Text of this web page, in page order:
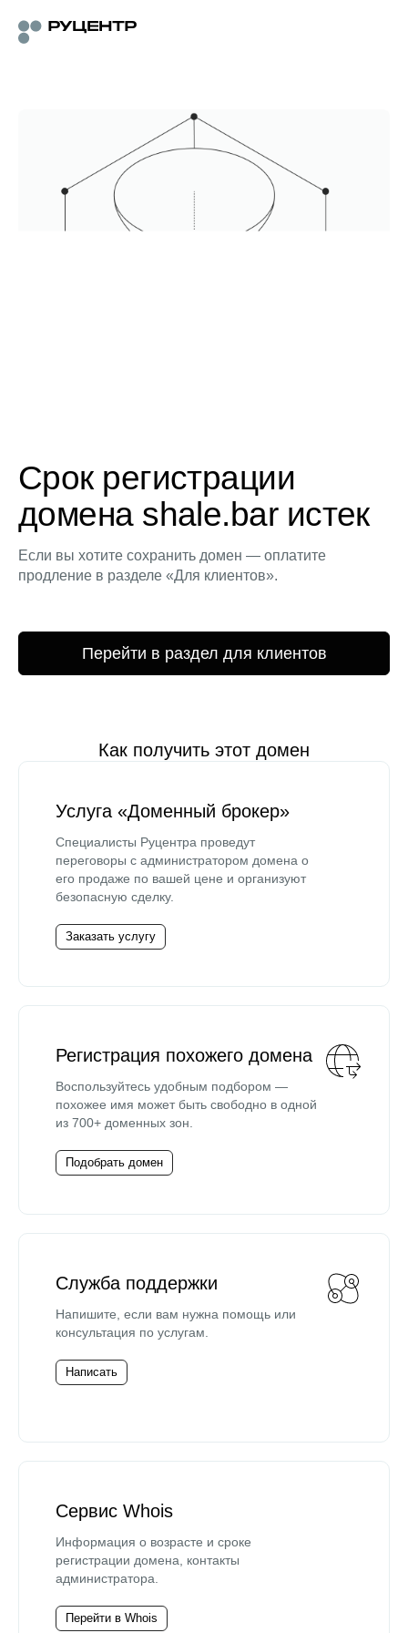
Срок регистрации
домена shale.bar истек
Если вы хотите сохранить домен — оплатите
продление в разделе «Для клиентов».
Перейти в раздел для клиентов
Как получить этот домен
Услуга «Доменный брокер»
Специалисты Руцентра проведут
переговоры с администратором домена о
его продаже по вашей цене и организуют
безопасную сделку.
Заказать услугу
Регистрация похожего домена
Воспользуйтесь удобным подбором —
похожее имя может быть свободно в одной
из 700+ доменных зон.
Подобрать домен
Служба поддержки
Напишите, если вам нужна помощь или
консультация по услугам.
Написать
Сервис Whois
Информация о возрасте и сроке
регистрации домена, контакты
администратора.
Перейти в Whois